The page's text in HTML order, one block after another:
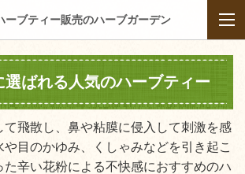
ーブティー販売のハーブガーデン
選ばれる人気のハーブティー
て飛散し、鼻や粘膜に侵入して刺激を感
や目のかゆみ、くしゃみなどを引き起こ
た辛い花粉による不快感におすすめのハ